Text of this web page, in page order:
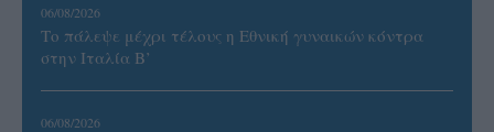
06/08/2026
Το πάλεψε μέχρι τέλους η Εθνική γυναικών κόντρα
στην Ιταλία Β’
06/08/2026